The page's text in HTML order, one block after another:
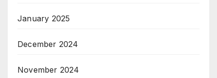
January 2025
December 2024
November 2024